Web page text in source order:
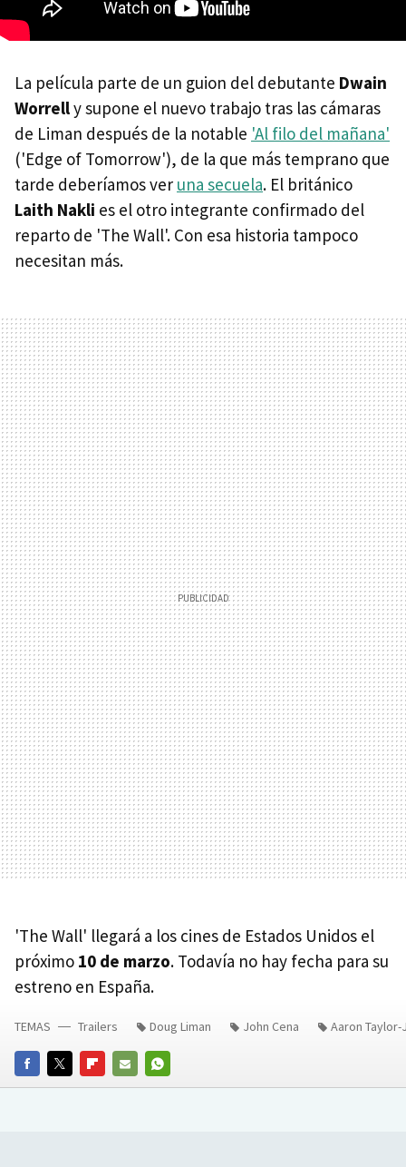
La película parte de un guion del debutante Dwain
Worrelly supone el nuevo trabajo tras las cámaras
de Liman después de la notable 'Al filo del mañana'
('Edge of Tomorrow'), de la que más temprano que
tarde deberíamos ver una secuela. El británico
Laith Nakli es el otro integrante confirmado del
reparto de 'The Wall'. Con esa historia tampoco
necesitan más.
'The Wall' llegará a los cines de Estados Unidos el
próximo 10 de marzo. Todavía no hay fecha para su
estreno en España.
FACEBOOKTWITTERFLIPBOARD
E-
WHATSAPP
TEMAS Trailers Doug Liman John Cena Aaron